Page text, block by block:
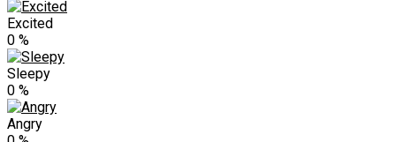
Excited
0 %
Sleepy
0 %
Angry